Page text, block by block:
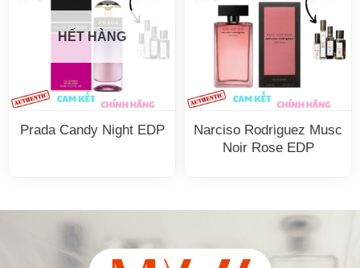
HẾT HÀNG
Prada Candy Night EDP
Narciso Rodriguez Musc
Noir Rose EDP